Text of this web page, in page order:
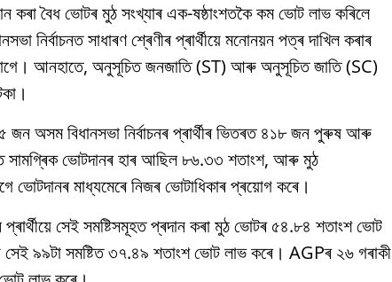
কৰা বৈধ ভোটৰ মুঠ সংখ্যাৰ এক-ষষ্ঠাংশতকৈ কম ভোট লাভ কৰিলে
নিৰ্বাচনত সাধাৰণ শ্ৰেণীৰ প্ৰাৰ্থীয়ে মনোনয়ন পত্ৰ দাখিল কৰাৰ
লাগে। আনহাতে, অনুসূচিত জনজাতি (ST) আৰু অনুসূচিত জাতি (SC)
জন অসম বিধানসভা নিৰ্বাচনৰ প্ৰাৰ্থীৰ ভিতৰত ৪১৮ জন পুৰুষ আৰু
সামগ্ৰিক ভোটদানৰ হাৰ আছিল ৮৬.৩৩ শতাংশ, আৰু মুঠ
মাধ্যমেৰে নিজৰ ভোটাধিকাৰ প্ৰয়োগ কৰে।
প্ৰাৰ্থীয়ে সেই সমষ্টিসমূহত প্ৰদান কৰা মুঠ ভোটৰ ৫৪.৮৪ শতাংশ ভোট
৯৯টা সমষ্টিত ৩৭.৪৯ শতাংশ ভোট লাভ কৰে। AGPৰ ২৬ গৰাকী